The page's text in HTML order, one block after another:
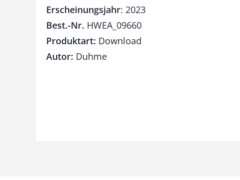
Erscheinungsjahr: 2023
Best.-Nr. HWEA_09660
Produktart: Download
Autor: Duhme